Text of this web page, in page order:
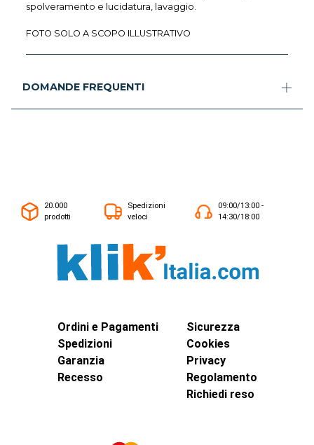
spolveramento e lucidatura, lavaggio.
FOTO SOLO A SCOPO ILLUSTRATIVO
DOMANDE FREQUENTI
20.000
prodotti
Spedizioni
veloci
09:00/13:00 -
14:30/18:00
Ordini e Pagamenti
Spedizioni
Garanzia
Recesso
Sicurezza
Cookies
Privacy
Regolamento
Richiedi reso